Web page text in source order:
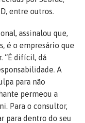
entre outros.
assinalou que,
é o empresário que
“É difícil, dá
A
para não
permeou a
Para o consultor,
para dentro do seu